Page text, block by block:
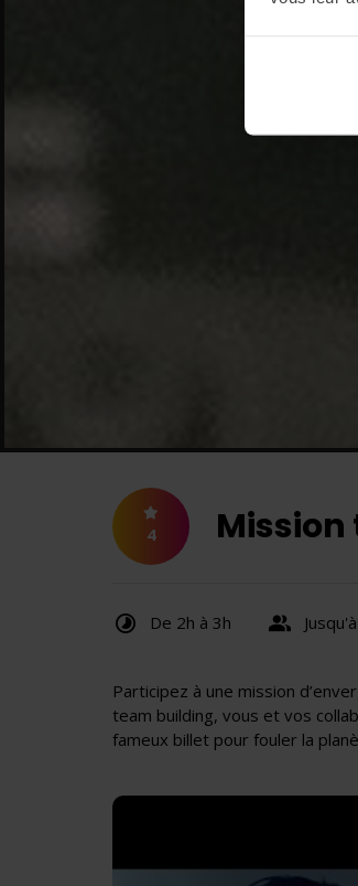
4 Mission
De 2h à 3h
Participez à une mission
team building, vous et vos
fameux billet pour fouler la